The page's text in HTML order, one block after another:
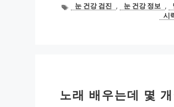
태눈 건강 검진 , 눈 건강 정보 ,
시
노래 배우는데 몇